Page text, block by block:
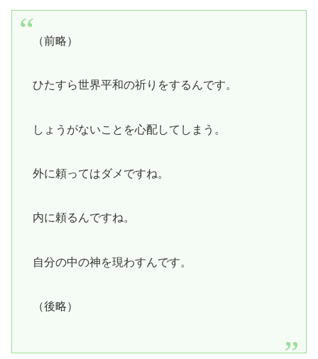
（前略）
ひたすら世界平和の祈りをするんです。
しょうがないことを心配してしまう。
外に頼ってはダメですね。
内に頼るんですね。
自分の中の神を現わすんです。
（後略）